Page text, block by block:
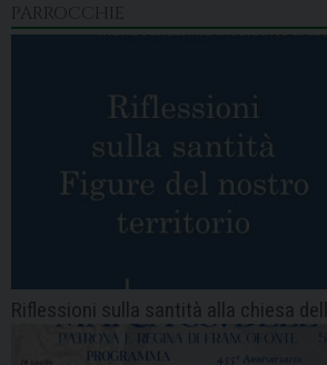
PARROCCHIE
Riflessioni sulla santità alla chiesa